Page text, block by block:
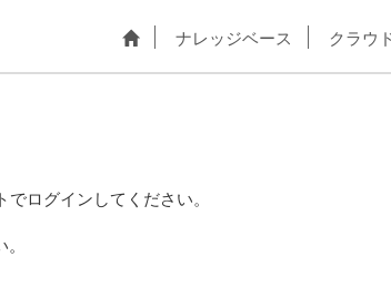
ナレッジベース クラウ
ログインしてください。